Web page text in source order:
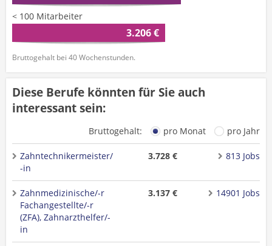
< 100 Mitarbeiter
3.206 €
Bruttogehalt bei 40 Wochenstunden.
Diese Berufe könnten für Sie auch
interessant sein:
Bruttogehalt: pro Monat pro Jahr
Zahntechnikermeister/
-in
3.728 € 813 Jobs
Zahnmedizinische/-r
Fachangestellte/-r
(ZFA), Zahnarzthelfer/-
in
3.137 € 14901 Jobs